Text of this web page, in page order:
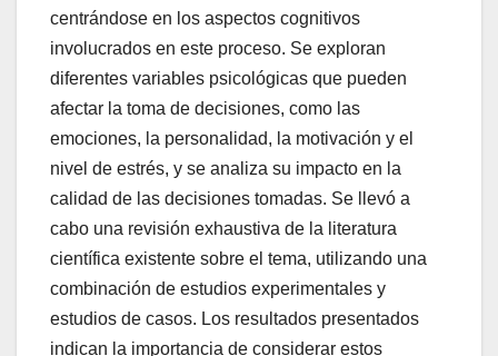
centrándose en los aspectos cognitivos
involucrados en este proceso. Se exploran
diferentes variables psicológicas que pueden
afectar la toma de decisiones, como las
emociones, la personalidad, la motivación y el
nivel de estrés, y se analiza su impacto en la
calidad de las decisiones tomadas. Se llevó a
cabo una revisión exhaustiva de la literatura
científica existente sobre el tema, utilizando una
combinación de estudios experimentales y
estudios de casos. Los resultados presentados
indican la importancia de considerar estos